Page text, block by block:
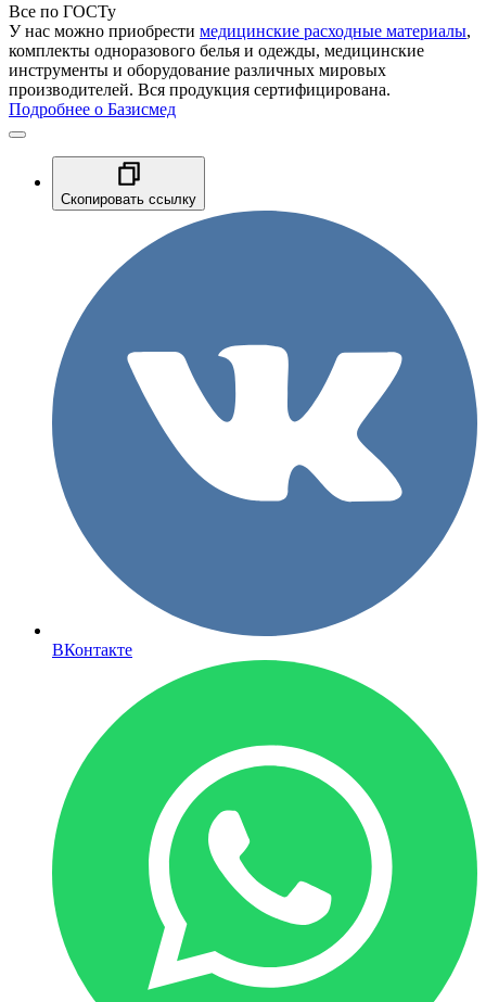
Все по ГОСТу
У нас можно приобрести медицинские расходные материалы,
комплекты одноразового белья и одежды, медицинские
инструменты и оборудование различных мировых
производителей. Вся продукция сертифицирована.
Подробнее о Базисмед
Скопировать ссылку
ВКонтакте